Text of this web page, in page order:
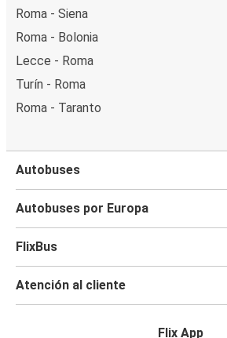
Roma - Siena
Roma - Bolonia
Lecce - Roma
Turín - Roma
Roma - Taranto
Autobuses
Autobuses por Europa
FlixBus
Atención al cliente
Flix App